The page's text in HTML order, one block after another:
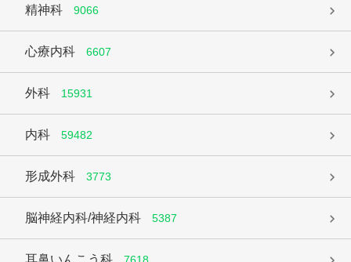
精神科 9066
心療内科 6607
外科 15931
内科 59482
形成外科 3773
脳神経内科/神経内科 5387
耳鼻いんこう科